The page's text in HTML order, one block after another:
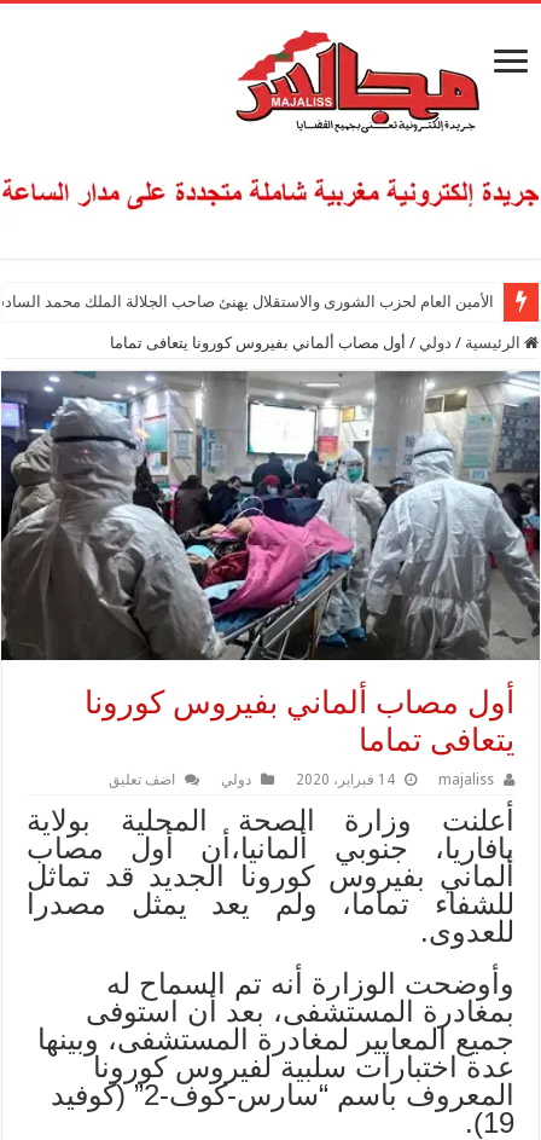
الأمين العام لحزب الشورى والاستقلال يهنئ صاحب الجلالة الملك محمد
الرئيسية / دولي / أول مصاب ألماني بفيروس كورونا يتعافى تماما
أول مصاب ألماني بفيروس كورونا
يتعافى تماما
majaliss 14 فبراير، 2020 دولي اضف تعليق
أعلنت وزارة الصحة المحلية بولاية
بافاريا، جنوبي ألمانيا،أن أول مصاب
ألماني بفيروس كورونا الجديد قد تماثل
للشفاء تماما، ولم يعد يمثل مصدرا
للعدوى.
وأوضحت الوزارة أنه تم السماح له
بمغادرة المستشفى، بعد أن استوفى
جميع المعايير لمغادرة المستشفى، وبينها
عدة اختبارات سلبية لفيروس كورونا
المعروف باسم “سارس-كوف-2” (كوفيد
19).